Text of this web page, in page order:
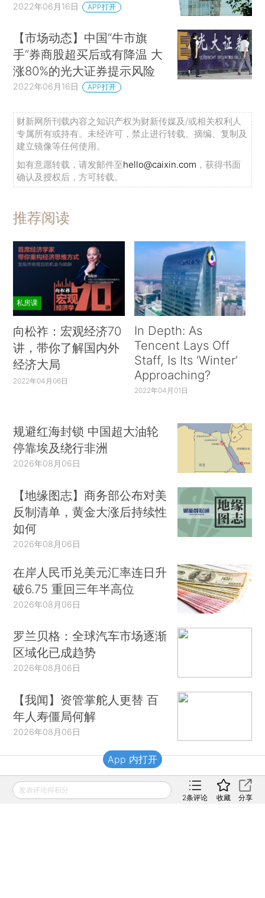
2022年06月16日 APP打开
【市场动态】中国“牛市旗
手”券商股超买后或有降温 大
涨80%的光大证券提示风险
2022年06月16日 APP打开
财新网所刊载内容之知识产权为财新传媒及/或相关权利人
专属所有或持有。未经许可，禁止进行转载、摘编、复制及
建立镜像等任何使用。
如有意愿转载，请发邮件至hello@caixin.com ，获得书面
确认及授权后，方可转载。
推荐阅读
私房课
向松祚：宏观经济70
讲，带你了解国内外
经济大局
2022年04月06日
In Depth: As
Tencent Lays Off
Staff, Is Its ‘Winter’
Approaching?
2022年04月01日
规避红海封锁 中国超大油轮
停靠埃及绕行非洲
2026年08月06日
【地缘图志】商务部公布对美
反制清单，黄金大涨后持续性
如何
2026年08月06日
在岸人民币兑美元汇率连日升
破6.75 重回三年半高位
2026年08月06日
罗兰贝格：全球汽车市场逐渐
区域化已成趋势
2026年08月06日
【我闻】资管掌舵人更替 百
年人寿僵局何解
2026年08月06日
财新移动
发表评论得积分
2条评论 收藏 分享
App 内打开